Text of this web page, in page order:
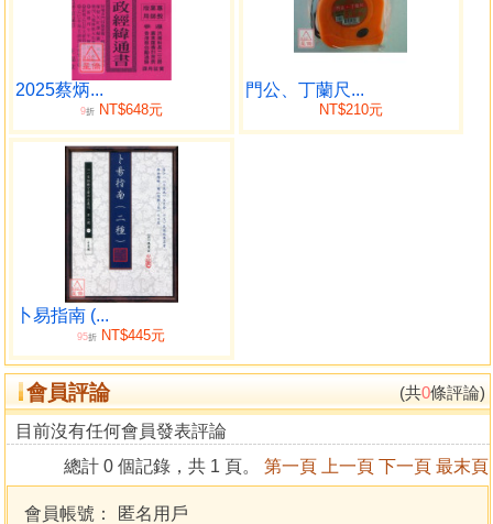
2025蔡炳...
9折NT$648元
門公、丁蘭尺...
NT$210元
卜易指南 (...
95折 NT$445元
會員評論 (共0條評論)
目前沒有任何會員發表評論
總計 0 個記錄，共 1 頁。 第一頁 上一頁 下一頁 最末頁
會員帳號：
匿名用戶